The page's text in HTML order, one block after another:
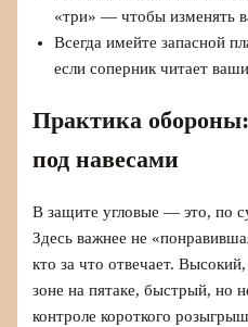
«три» — чтобы изменять
Всегда имейте запасной
если соперник читает
Практика
под навесами
В защите угловые — это, по
Здесь важнее не
кто за что отвечает.
зоне на пятаке, быстрый, но
контроле короткого